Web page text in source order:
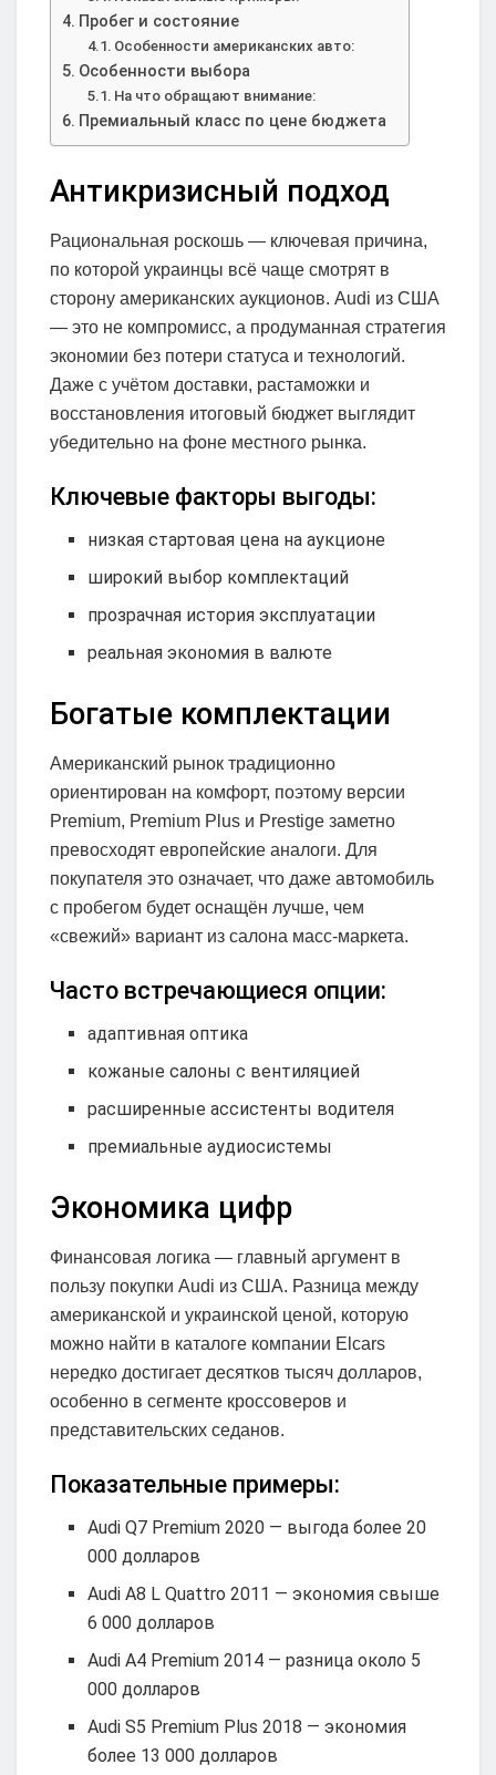
Пробег и состояние
Особенности американских авто:
Особенности выбора
На что обращают внимание:
Премиальный класс по цене бюджета
Антикризисный подход
Рациональная роскошь — ключевая причина,
по которой украинцы всё чаще смотрят в
сторону американских аукционов. Audi из США
— это не компромисс, а продуманная стратегия
экономии без потери статуса и технологий.
Даже с учётом доставки, растаможки и
восстановления итоговый бюджет выглядит
убедительно на фоне местного рынка.
Ключевые факторы выгоды:
низкая стартовая цена на аукционе
широкий выбор комплектаций
прозрачная история эксплуатации
реальная экономия в валюте
Богатые комплектации
Американский рынок традиционно
ориентирован на комфорт, поэтому версии
Premium, Premium Plus и Prestige заметно
превосходят европейские аналоги. Для
покупателя это означает, что даже автомобиль
с пробегом будет оснащён лучше, чем
«свежий» вариант из салона масс-маркета.
Часто встречающиеся опции:
адаптивная оптика
кожаные салоны с вентиляцией
расширенные ассистенты водителя
премиальные аудиосистемы
Экономика цифр
Финансовая логика — главный аргумент в
пользу покупки Audi из США. Разница между
американской и украинской ценой, которую
можно найти в каталоге компании Elcars
нередко достигает десятков тысяч долларов,
особенно в сегменте кроссоверов и
представительских седанов.
Показательные примеры:
Audi Q7 Premium 2020 — выгода более 20
000 долларов
Audi A8 L Quattro 2011 — экономия свыше
6 000 долларов
Audi A4 Premium 2014 — разница около 5
000 долларов
Audi S5 Premium Plus 2018 — экономия
более 13 000 долларов